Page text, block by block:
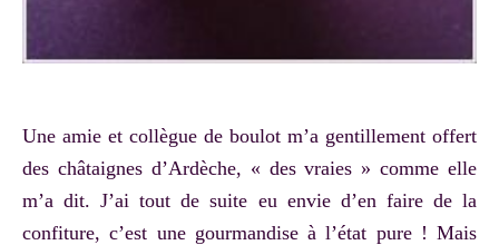
Une amie et collègue de boulot m’a gentillement offert
des châtaignes d’Ardèche, « des vraies » comme elle
m’a dit. J’ai tout de suite eu envie d’en faire de la
confiture, c’est une gourmandise à l’état pure ! Mais